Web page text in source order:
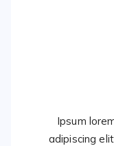
Ipsum
adipiscing